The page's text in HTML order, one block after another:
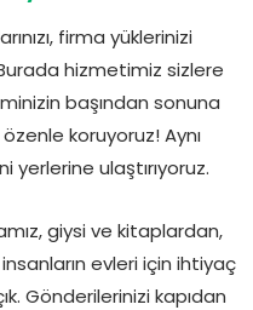
firma yüklerinizi
hizmetimiz sizlere
başından sonuna
koruyoruz! Aynı
yerlerine ulaştırıyoruz.
giysi ve kitaplardan,
evleri için ihtiyaç
Gönderilerinizi kapıdan